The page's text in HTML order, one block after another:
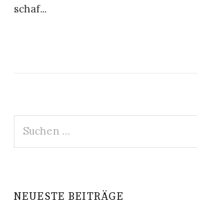
schaf...
nach:
NEUESTE BEITRÄGE